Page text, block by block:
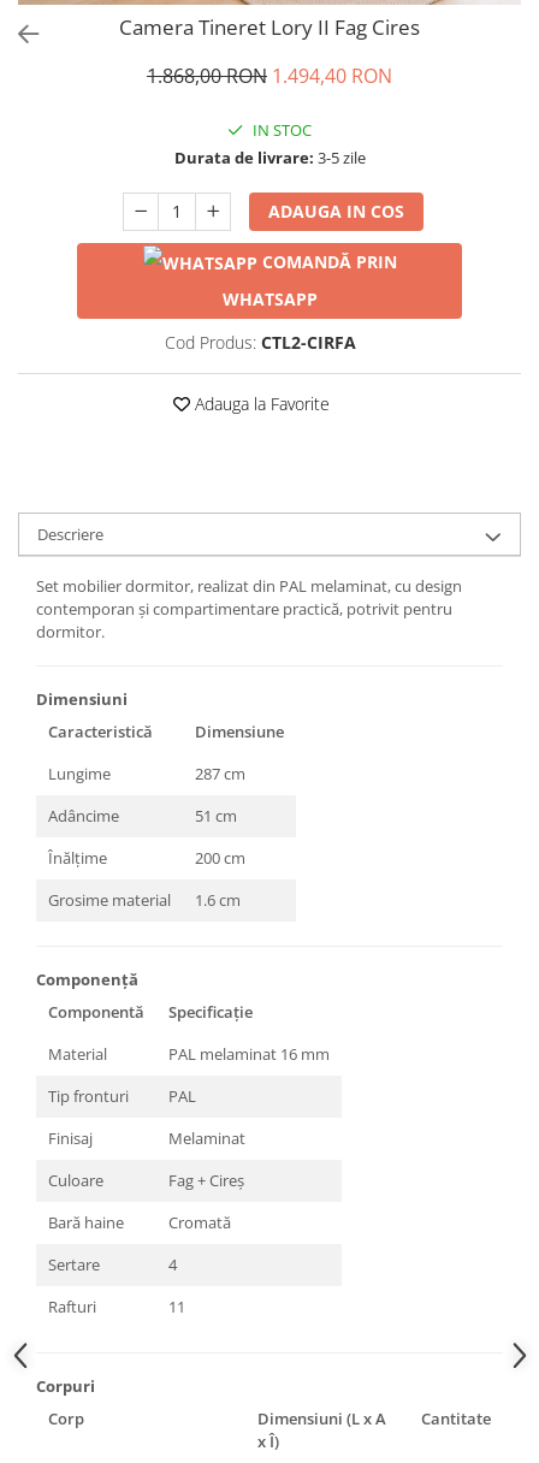
Camera Tineret Lory II Fag Cires
1.868,00 RON 1.494,40 RON
IN STOC
Durata de livrare: 3-5 zile
ADAUGA IN COS
COMANDĂ PRIN
WHATSAPP
Cod Produs: CTL2-CIRFA
Adauga la Favorite
Descriere
Set mobilier dormitor, realizat din PAL melaminat, cu design
contemporan și compartimentare practică, potrivit pentru
dormitor.
Dimensiuni
Caracteristică
Dimensiune
Lungime
287 cm
Adâncime
51 cm
Înălțime
200 cm
Grosime material
1.6 cm
Componență
Componentă
Specificație
Material
PAL melaminat 16 mm
Tip fronturi
PAL
Finisaj
Melaminat
Culoare
Fag + Cireș
Bară haine
Cromată
Sertare
4
Rafturi
11
Corpuri
Corp
Dimensiuni (L x A
x Î)
Cantitate